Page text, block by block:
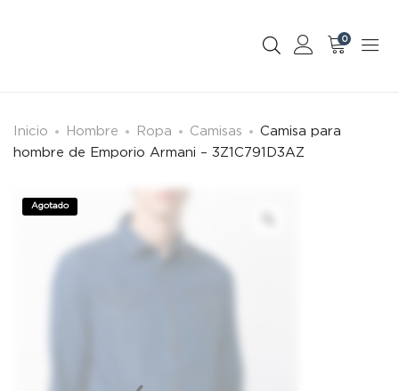
0
Inicio Hombre Ropa Camisas
Camisa para
hombre de Emporio Armani – 3Z1C791D3AZ
Agotado